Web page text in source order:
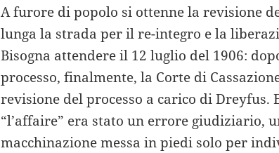
A furore di popolo si ottenne la revisione
lunga la strada per il re-integro e la
Bisogna attendere il 12 luglio del 1906:
processo, finalmente, la Corte di
revisione del processo a carico di
“l’affaire” era stato un errore giudiziario,
macchinazione messa in piedi solo per